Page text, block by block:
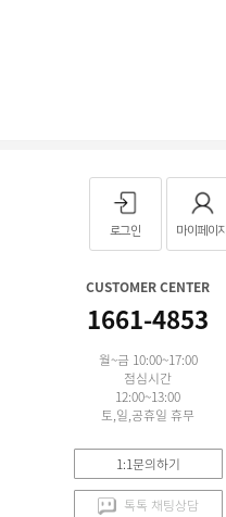
로그인 마이페이지
CUSTOMER CENTER
1661-4853
월~금 10:00~17:00
점심시간
12:00~13:00
토,일,공휴일 휴무
1:1문의하기
톡톡 채팅상담